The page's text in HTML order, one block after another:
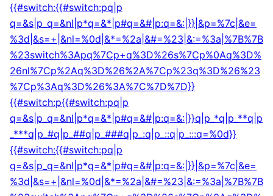
{{#switch:{{#switch:pq|p
q=&s|p_q=&nl|p*q=&*|p#q=&#|p:q=&:|}}|&p=%7c|&e=
%3d|&s=+|&nl=%0d|&*=%2a|&#=%23|&:=%3a|%7B%7B
%23switch%3Apq%7Cp+q%3D%26s%7Cp%0Aq%3D%
26nl%7Cp%2Aq%3D%26%2A%7Cp%23q%3D%26%23
%7Cp%3Aq%3D%26%3A%7C%7D%7D}}
{{#switch:p{{#switch:pq|p
q=&s|p_q=&nl|p*q=&*|p#q=&#|p:q=&:|}}q|p_*q|p_**q|p
_***q|p_#q|p_##q|p_###q|p_:q|p_::q|p_:::q=%0d}}
{{#switch:{{#switch:pq|p
q=&s|p_q=&nl|p*q=&*|p#q=&#|p:q=&:|}}|&p=%7c|&e=
%3d|&s=+|&nl=%0d|&*=%2a|&#=%23|&:=%3a|%7B%7B